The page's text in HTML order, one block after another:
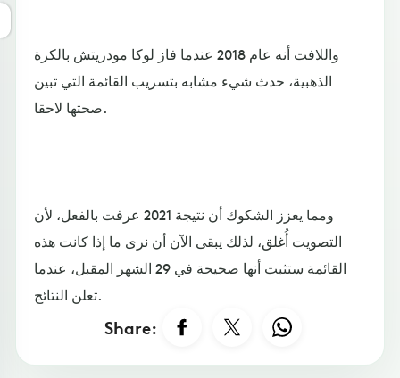
واللافت أنه عام 2018 عندما فاز لوكا مودريتش بالكرة
الذهبية، حدث شيء مشابه بتسريب القائمة التي تبين
صحتها لاحقا.
ومما يعزز الشكوك أن نتيجة 2021 عرفت بالفعل، لأن
التصويت أُغلق، لذلك يبقى الآن أن نرى ما إذا كانت هذه
القائمة ستثبت أنها صحيحة في 29 الشهر المقبل، عندما
تعلن النتائج.
Share: